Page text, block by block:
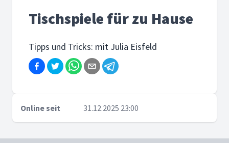
Tischspiele für zu Hause
Tipps und Tricks: mit Julia Eisfeld
Online seit 31.12.2025 23:00